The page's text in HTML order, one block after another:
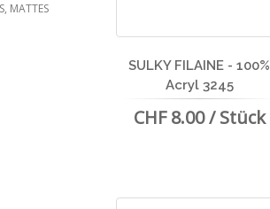
MATTES
SULKY FILAINE - 100%
Acryl 3245
CHF 8.00 / Stück